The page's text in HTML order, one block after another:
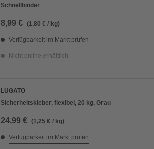
Schnellbinder
8,99 € (1,80 € / kg)
Verfügbarkeit im Markt prüfen
Nicht online erhältlich
LUGATO
Sicherheitskleber, flexibel, 20 kg, Grau
24,99 € (1,25 € / kg)
Verfügbarkeit im Markt prüfen